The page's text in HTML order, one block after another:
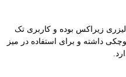
پرینترهای لیزری زیراکس بوده و کاربری تک
داشته و برای استفاده در میز